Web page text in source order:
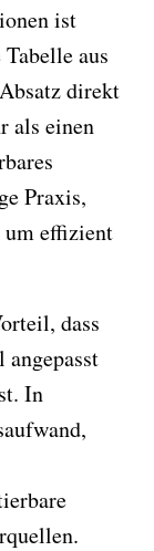
ist
aus
direkt
als einen
Praxis,
um effizient
dass
In